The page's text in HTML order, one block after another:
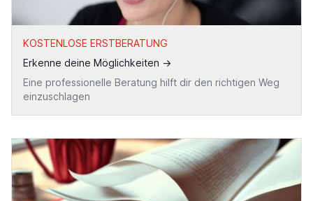
KOSTENLOSE ERSTBERATUNG
Erkenne deine Möglichkeiten →
Eine professionelle Beratung hilft dir den richtigen Weg
einzuschlagen